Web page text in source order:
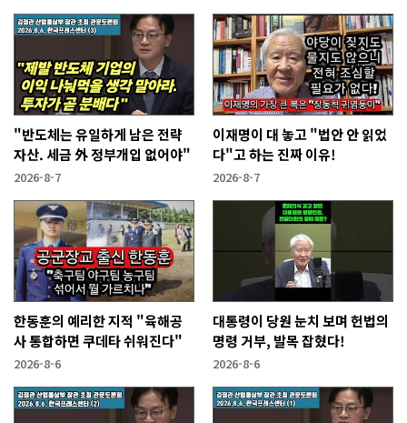
"반도체는 유일하게 남은 전략
자산. 세금 外 정부개입 없어야"
2026-8-7
이재명이 대 놓고 "법안 안 읽었
다"고 하는 진짜 이유!
2026-8-7
한동훈의 예리한 지적 "육해공
사 통합하면 쿠데타 쉬워진다"
2026-8-6
대통령이 당원 눈치 보며 헌법의
명령 거부, 발목 잡혔다!
2026-8-6